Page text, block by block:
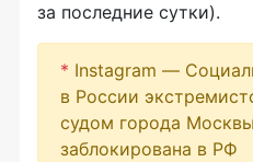
за последние сутки).
* Instagram —
в России
судом города
заблокирована в РФ